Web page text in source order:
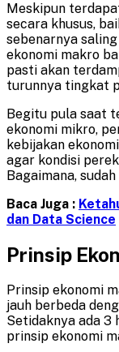
Meskipun
secara khusus,
sebenarnya
ekonomi makro
pasti akan
turunnya tingkat
Begitu pula saat
ekonomi mikro,
kebijakan
agar kondisi
Bagaimana,
Baca Juga :
dan Data Science
Prinsip
Prinsip ekonomi
jauh berbeda
Setidaknya ada 3
prinsip ekonomi